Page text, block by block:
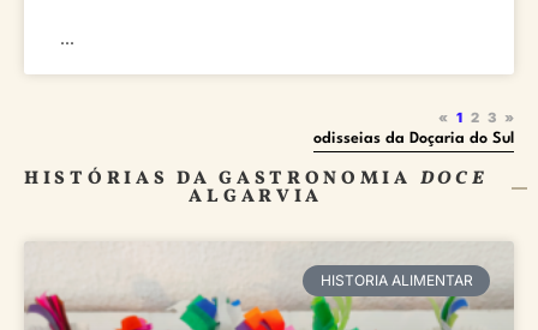
...
« 1 2 3 »
odisseias da Doçaria do Sul
HISTÓRIAS DA GASTRONOMIA DOCE
ALGARVIA
HISTORIA ALIMENTAR